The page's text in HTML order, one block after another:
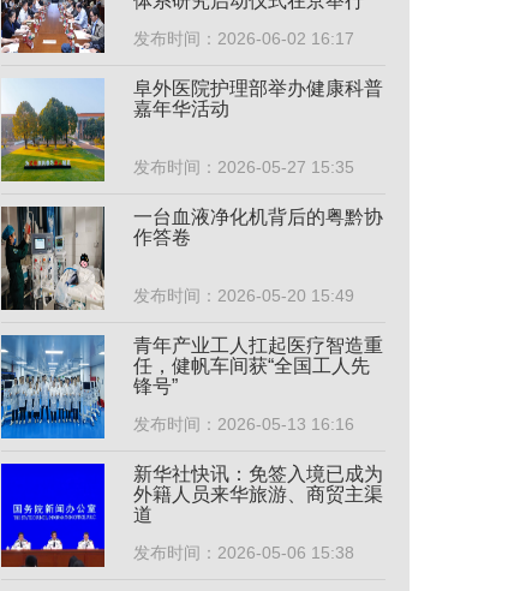
发布时间：2026-06-02 16:17
阜外医院护理部举办健康科普
嘉年华活动
发布时间：2026-05-27 15:35
一台血液净化机背后的粤黔协
作答卷
发布时间：2026-05-20 15:49
青年产业工人扛起医疗智造重
任，健帆车间获“全国工人先
锋号”
发布时间：2026-05-13 16:16
新华社快讯：免签入境已成为
外籍人员来华旅游、商贸主渠
道
发布时间：2026-05-06 15:38